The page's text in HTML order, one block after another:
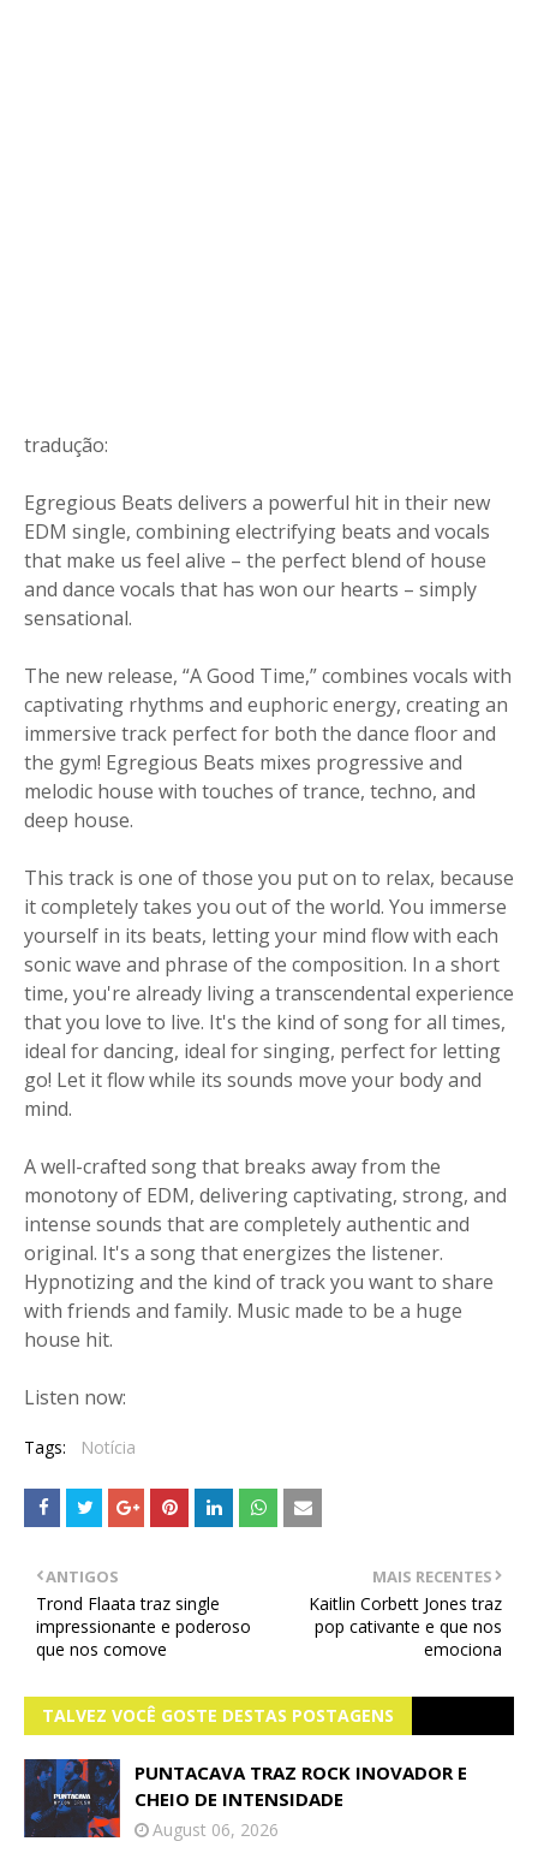
tradução:
Egregious Beats delivers a powerful hit in their new
EDM single, combining electrifying beats and vocals
that make us feel alive – the perfect blend of house
and dance vocals that has won our hearts – simply
sensational.
The new release, “A Good Time,” combines vocals with
captivating rhythms and euphoric energy, creating an
immersive track perfect for both the dance floor and
the gym! Egregious Beats mixes progressive and
melodic house with touches of trance, techno, and
deep house.
This track is one of those you put on to relax, because
it completely takes you out of the world. You immerse
yourself in its beats, letting your mind flow with each
sonic wave and phrase of the composition. In a short
time, you're already living a transcendental experience
that you love to live. It's the kind of song for all times,
ideal for dancing, ideal for singing, perfect for letting
go! Let it flow while its sounds move your body and
mind.
A well-crafted song that breaks away from the
monotony of EDM, delivering captivating, strong, and
intense sounds that are completely authentic and
original. It's a song that energizes the listener.
Hypnotizing and the kind of track you want to share
with friends and family. Music made to be a huge
house hit.
Listen now:
Tags: Notícia
MAIS RECENTES
Kaitlin Corbett Jones traz
pop cativante e que nos
emociona
ANTIGOS
Trond Flaata traz single
impressionante e poderoso
que nos comove
TALVEZ VOCÊ GOSTE DESTAS POSTAGENS
PUNTACAVA TRAZ ROCK INOVADOR E
CHEIO DE INTENSIDADE
August 06, 2026